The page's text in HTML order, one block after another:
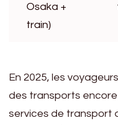
Osaka +
train)
En 2025, les
des transports
services de transport